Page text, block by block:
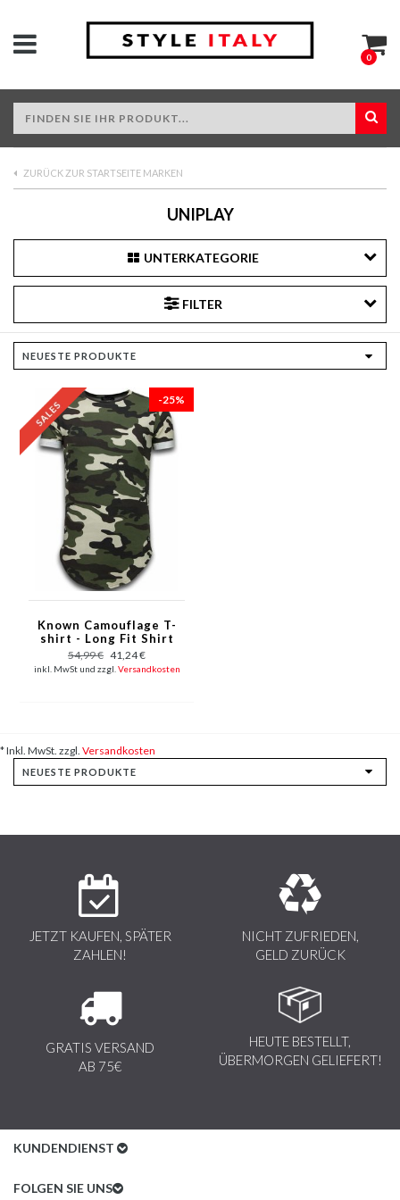
0
ZURÜCK ZUR STARTSEITE MARKEN
UNIPLAY
UNTERKATEGORIE
FILTER
-25%
Known Camouflage T-
shirt - Long Fit Shirt
Army - Grün
54,99 € 41,24 €
inkl. MwSt und zzgl. Versandkosten
* Inkl. MwSt. zzgl. Versandkosten
JETZT KAUFEN, SPÄTER
ZAHLEN!
NICHT ZUFRIEDEN,
GELD ZURÜCK
GRATIS VERSAND
AB 75€
HEUTE BESTELLT,
ÜBERMORGEN GELIEFERT!
KUNDENDIENST
Kundenservice
FOLGEN SIE UNS